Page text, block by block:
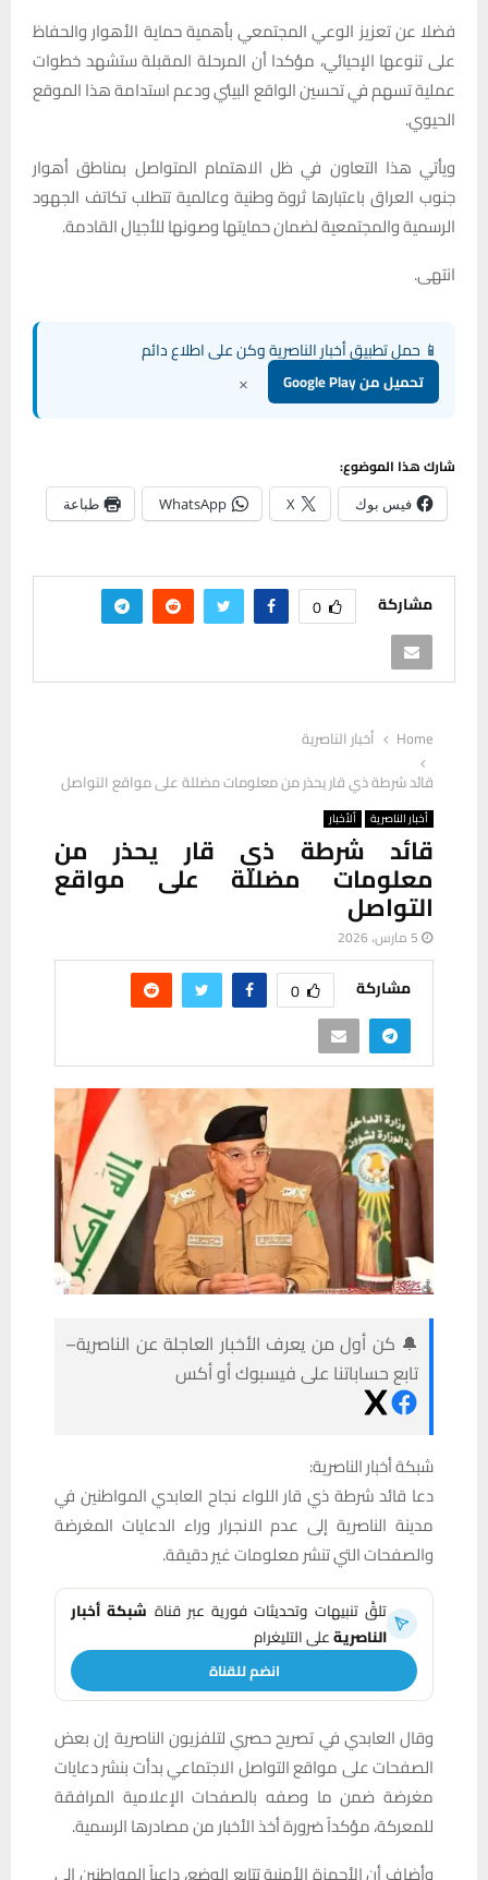
فضلا عن تعزيز الوعي المجتمعي بأهمية حماية الأهوار والحفاظ
على تنوعها الإحيائي، مؤكدا أن المرحلة المقبلة ستشهد خطوات
عملية تسهم في تحسين الواقع البيئي ودعم استدامة هذا الموقع
الحيوي.
ويأتي هذا التعاون في ظل الاهتمام المتواصل بمناطق أهوار
جنوب العراق باعتبارها ثروة وطنية وعالمية تتطلب تكاتف الجهود
الرسمية والمجتمعية لضمان حمايتها وصونها للأجيال القادمة.
انتهى.
📱 حمل تطبيق أخبار الناصرية وكن على اطلاع دائم
تحميل من Google Play ×
شارك هذا الموضوع:
فيس بوك X
WhatsApp طباعة
مشاركة 0
Home
أخبار الناصرية
قائد شرطة ذي قار يحذر من معلومات مضللة على مواقع التواصل
أخبار الناصرية ألأخبار
قائد شرطة ذي قار يحذر من
معلومات مضللة على مواقع
التواصل
5 مارس، 2026
مشاركة 0
🔔 كن أول من يعرف الأخبار العاجلة عن الناصرية–
تابع حساباتنا على فيسبوك أو أكس
شبكة أخبار الناصرية:
دعا قائد شرطة ذي قار اللواء نجاح العابدي المواطنين في
مدينة الناصرية إلى عدم الانجرار وراء الدعايات المغرضة
والصفحات التي تنشر معلومات غير دقيقة.
تلقَّ تنبيهات وتحديثات فورية عبر قناة شبكة أخبار
الناصريةعلى التليغرام
انضم للقناة
وقال العابدي في تصريح حصري لتلفزيون الناصرية إن بعض
الصفحات على مواقع التواصل الاجتماعي بدأت بنشر دعايات
مغرضة ضمن ما وصفه بالصفحات الإعلامية المرافقة
للمعركة، مؤكداً ضرورة أخذ الأخبار من مصادرها الرسمية.